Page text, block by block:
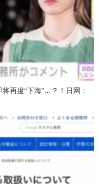
再度“下海”…？！日网：